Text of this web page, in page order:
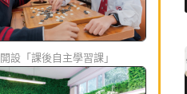
開設「課後自主學習課」